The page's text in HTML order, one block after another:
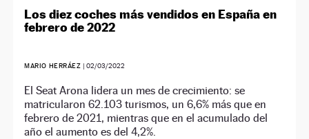
Los diez coches más vendidos en España en
febrero de 2022
MARIO HERRÁEZ | 02/03/2022
El Seat Arona lidera un mes de crecimiento: se
matricularon 62.103 turismos, un 6,6% más que en
febrero de 2021, mientras que en el acumulado del
año el aumento es del 4,2%.